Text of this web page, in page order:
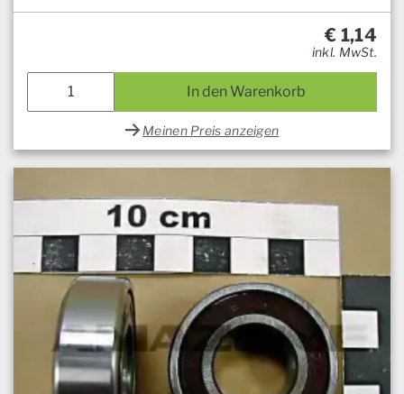
€ 1,14
inkl. MwSt.
In den Warenkorb
Meinen Preis anzeigen